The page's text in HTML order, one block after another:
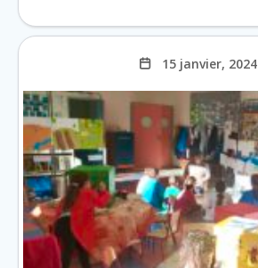
15 janvier, 2024